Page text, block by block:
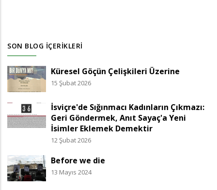
SON BLOG İÇERIKLERI
Küresel Göçün Çelişkileri Üzerine
15 Şubat 2026
İsviçre'de Sığınmacı Kadınların Çıkmazı:
Geri Göndermek, Anıt Sayaç'a Yeni
İsimler Eklemek Demektir
12 Şubat 2026
Before we die
13 Mayıs 2024